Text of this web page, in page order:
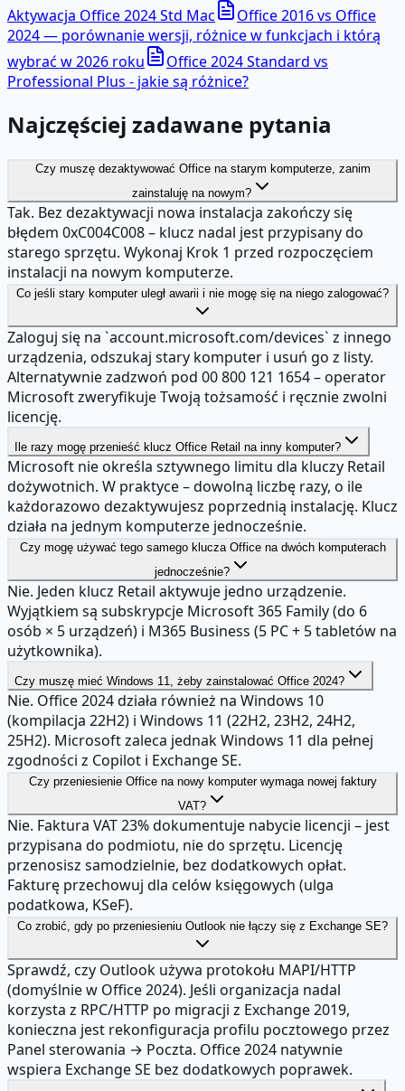
Aktywacja Office 2024 Std Mac
Office 2016 vs Office
2024 — porównanie wersji, różnice w funkcjach i którą
wybrać w 2026 roku
Office 2024 Standard vs
Professional Plus - jakie są różnice?
Najczęściej zadawane pytania
Czy muszę dezaktywować Office na starym komputerze, zanim
zainstaluję na nowym?
Tak. Bez dezaktywacji nowa instalacja zakończy się
błędem 0xC004C008 – klucz nadal jest przypisany do
starego sprzętu. Wykonaj Krok 1 przed rozpoczęciem
instalacji na nowym komputerze.
Co jeśli stary komputer uległ awarii i nie mogę się na niego zalogować?
Zaloguj się na `account.microsoft.com/devices` z innego
urządzenia, odszukaj stary komputer i usuń go z listy.
Alternatywnie zadzwoń pod 00 800 121 1654 – operator
Microsoft zweryfikuje Twoją tożsamość i ręcznie zwolni
licencję.
Ile razy mogę przenieść klucz Office Retail na inny komputer?
Microsoft nie określa sztywnego limitu dla kluczy Retail
dożywotnich. W praktyce – dowolną liczbę razy, o ile
każdorazowo dezaktywujesz poprzednią instalację. Klucz
działa na jednym komputerze jednocześnie.
Czy mogę używać tego samego klucza Office na dwóch komputerach
jednocześnie?
Nie. Jeden klucz Retail aktywuje jedno urządzenie.
Wyjątkiem są subskrypcje Microsoft 365 Family (do 6
osób × 5 urządzeń) i M365 Business (5 PC + 5 tabletów na
użytkownika).
Czy muszę mieć Windows 11, żeby zainstalować Office 2024?
Nie. Office 2024 działa również na Windows 10
(kompilacja 22H2) i Windows 11 (22H2, 23H2, 24H2,
25H2). Microsoft zaleca jednak Windows 11 dla pełnej
zgodności z Copilot i Exchange SE.
Czy przeniesienie Office na nowy komputer wymaga nowej faktury
VAT?
Nie. Faktura VAT 23% dokumentuje nabycie licencji – jest
przypisana do podmiotu, nie do sprzętu. Licencję
przenosisz samodzielnie, bez dodatkowych opłat.
Fakturę przechowuj dla celów księgowych (ulga
podatkowa, KSeF).
Co zrobić, gdy po przeniesieniu Outlook nie łączy się z Exchange SE?
Sprawdź, czy Outlook używa protokołu MAPI/HTTP
(domyślnie w Office 2024). Jeśli organizacja nadal
korzysta z RPC/HTTP po migracji z Exchange 2019,
konieczna jest rekonfiguracja profilu pocztowego przez
Panel sterowania → Poczta. Office 2024 natywnie
wspiera Exchange SE bez dodatkowych poprawek.